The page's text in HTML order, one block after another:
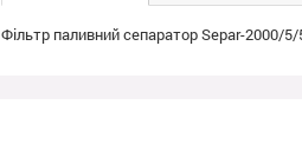
Фільтр паливний сепаратор Separ-2000/